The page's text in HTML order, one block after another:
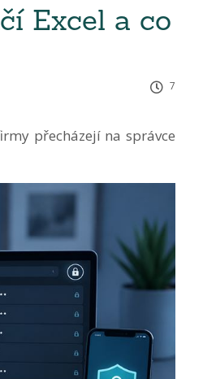
Excel a co
7
přecházejí na správce